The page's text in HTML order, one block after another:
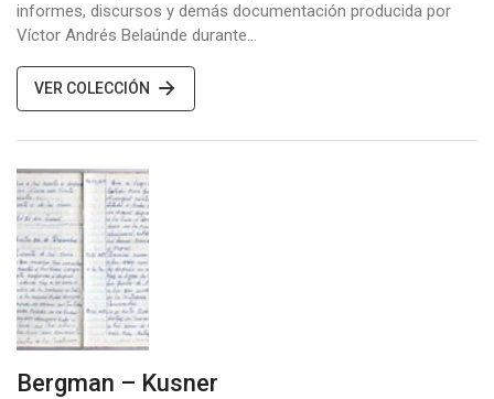
informes, discursos y demás documentación producida por
Víctor Andrés Belaúnde durante…
VER COLECCIÓN
Bergman – Kusner